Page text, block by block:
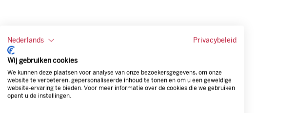
Nederlands Privacybeleid
Wij gebruiken cookies
We kunnen deze plaatsen voor analyse van onze bezoekersgegevens, om onze
website te verbeteren, gepersonaliseerde inhoud te tonen en om u een geweldige
website-ervaring te bieden. Voor meer informatie over de cookies die we gebruiken
opent u de instellingen.